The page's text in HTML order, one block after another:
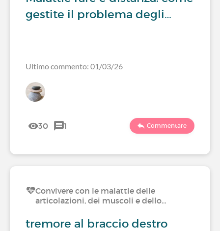
gestite il problema degli…
Ultimo commento: 01/03/26
30 1 Commentare
Convivere con le malattie delle
articolazioni, dei muscoli e dello…
tremore al braccio destro